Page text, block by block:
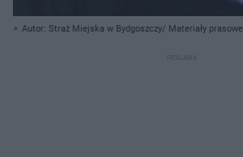
Autor: Straż Miejska w Bydgoszczy/ Materiały prasowe